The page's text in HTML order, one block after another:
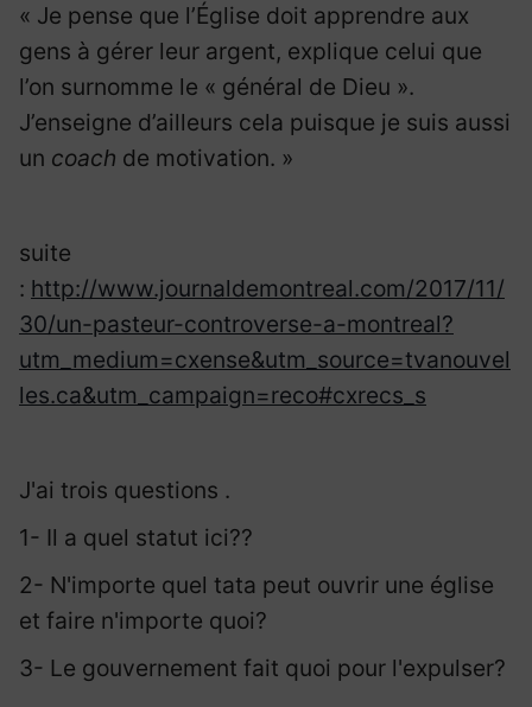
« Je pense que l’Église doit apprendre aux
gens à gérer leur argent, explique celui que
l’on surnomme le « général de Dieu ».
J’enseigne d’ailleurs cela puisque je suis aussi
un coach de motivation. »
suite
: http://www.journaldemontreal.com/2017/11/
30/un-pasteur-controverse-a-montreal?
utm_medium=cxense&utm_source=tvanouvel
les.ca&utm_campaign=reco#cxrecs_s
J'ai trois questions .
1- Il a quel statut ici??
2- N'importe quel tata peut ouvrir une église
et faire n'importe quoi?
3- Le gouvernement fait quoi pour l'expulser?